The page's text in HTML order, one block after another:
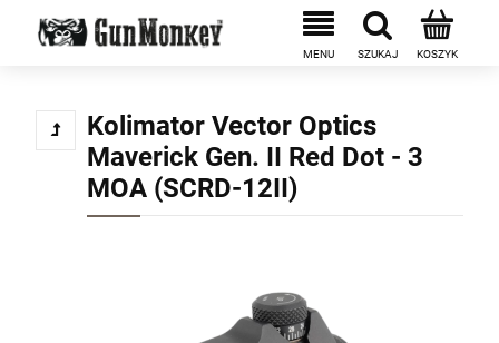
Kolimator Vector Optics
Maverick Gen. II Red Dot - 3
MOA (SCRD-12II)